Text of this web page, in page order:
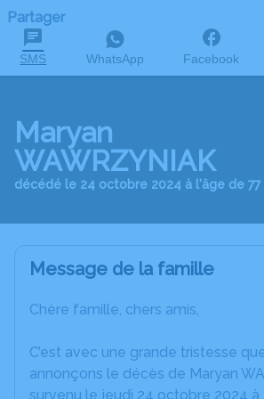
Partager
SMS WhatsApp Facebook
Maryan
WAWRZYNIAK
décédé le 24 octobre 2024 à l'âge de 77
Message de la famille
Chère famille, chers amis,
C’est avec une grande tristesse
annonçons le décès de Maryan
survenu le jeudi 24 octobre 2024 à